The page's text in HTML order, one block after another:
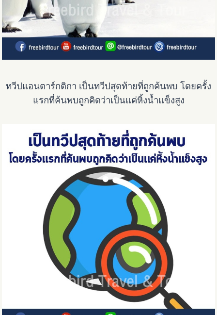
ทวีปแอนตาร์กติกา เป็นทวีปสุดท้ายที่ถูกค้นพบ โดยครั้ง
แรกที่ค้นพบถูกคิดว่าเป็นแค่หิ้งน้ำแข็งสูง